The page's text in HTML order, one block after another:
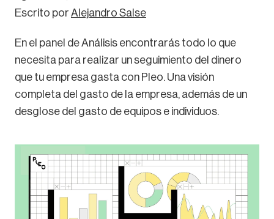
Escrito por Alejandro Salse
En el panel de Análisis encontrarás todo lo que
necesita para realizar un seguimiento del dinero
que tu empresa gasta con Pleo. Una visión
completa del gasto de la empresa, además de un
desglose del gasto de equipos e individuos.